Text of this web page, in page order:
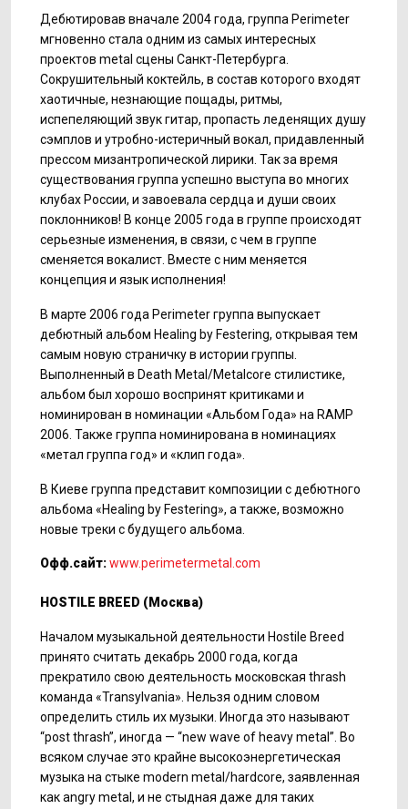
Дебютировав вначале 2004 года, группа Perimeter
мгновенно стала одним из самых интересных
проектов metal сцены Санкт-Петербурга.
Сокрушительный коктейль, в состав которого входят
хаотичные, незнающие пощады, ритмы,
испепеляющий звук гитар, пропасть леденящих душу
сэмплов и утробно-истеричный вокал, придавленный
прессом мизантропической лирики. Так за время
существования группа успешно выступа во многих
клубах России, и завоевала сердца и души своих
поклонников! В конце 2005 года в группе происходят
серьезные изменения, в связи, с чем в группе
сменяется вокалист. Вместе с ним меняется
концепция и язык исполнения!
В марте 2006 года Perimeter группа выпускает
дебютный альбом Healing by Festering, открывая тем
самым новую страничку в истории группы.
Выполненный в Death Metal/Metalcore стилистике,
альбом был хорошо воспринят критиками и
номинирован в номинации «Альбом Года» на RAMP
2006. Также группа номинирована в номинациях
«метал группа год» и «клип года».
В Киеве группа представит композиции с дебютного
альбома «Healing by Festering», а также, возможно
новые треки с будущего альбома.
Офф.сайт:www.perimetermetal.com
HOSTILE BREED (Москва)
Началом музыкальной деятельности Hostile Breed
принято считать декабрь 2000 года, когда
прекратило свою деятельность московская thrash
команда «Transylvania». Нельзя одним словом
определить стиль их музыки. Иногда это называют
“post thrash”, иногда — “new wave of heavy metal”. Во
всяком случае это крайне высокоэнергетическая
музыка на стыке modern metal/hardcore, заявленная
как angry metal, и не стыдная даже для таких